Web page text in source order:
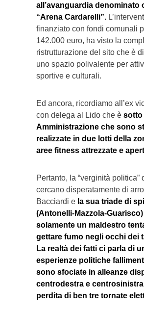
all’avanguardia denominato
“Arena Cardarelli”.
finanziato con fondi comunali
142.000 euro, ha visto la
ristrutturazione del sito che è
uno spazio polivalente per
sportive e culturali.
Ed ancora, ricordiamo all’ex
con delega al Lido che è sotto
Amministrazione che sono
realizzate in due lotti della
aree fitness attrezzate e
Pertanto, la “verginità politica”
cercano disperatamente di
Bacciardi e la sua triade di
(Antonelli-Mazzola-Guarisco)
solamente un maldestro
gettare fumo negli occhi dei
La realtà dei fatti ci parla di
esperienze politiche
sono sfociate in alleanze
centrodestra e
perdita di ben tre tornate